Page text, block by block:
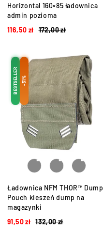
Horizontal 160×85 ładownica
admin pozioma
172,00zł
116,50 zł
BESTSELLER -31%
Ładownica NFM THOR™ Dump
Pouch kieszeń dump na
magazynki
132,00zł
91,50zł